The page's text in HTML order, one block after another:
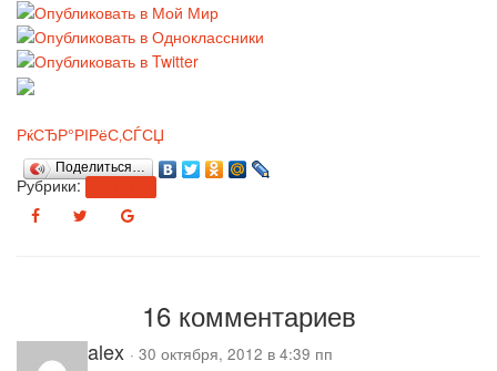
РќСЂР°РІРёС‚СЃСЏ
Поделиться…
Рубрики:
16 комментариев
alex · 30 октября, 2012 в 4:39 пп